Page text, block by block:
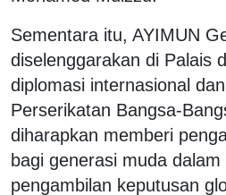
Sementara itu, AYIMUN
diselenggarakan di Palais
diplomasi internasional
Perserikatan Bangsa-
diharapkan memberi
bagi generasi muda
pengambilan keputusan